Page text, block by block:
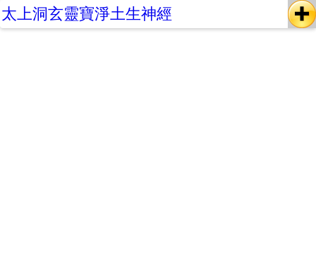
太上洞玄靈寶淨土生神經